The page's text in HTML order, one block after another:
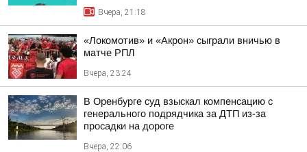
Вчера, 21:18
«Локомотив» и «Акрон» сыграли вничью в
матче РПЛ
Вчера, 23:24
В Оренбурге суд взыскал компенсацию с
генерального подрядчика за ДТП из-за
просадки на дороге
Вчера, 22:06